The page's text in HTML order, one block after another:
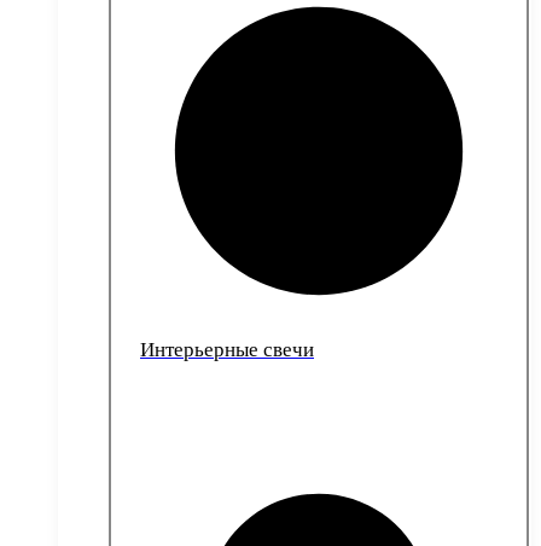
Интерьерные свечи